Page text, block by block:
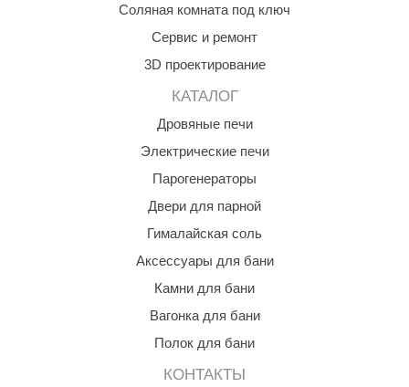
Соляная комната под ключ
Сервис и ремонт
3D проектирование
КАТАЛОГ
Дровяные печи
Электрические печи
Парогенераторы
Двери для парной
Гималайская соль
Аксессуары для бани
Камни для бани
Вагонка для бани
Полок для бани
КОНТАКТЫ